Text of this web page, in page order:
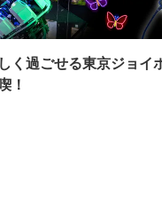
く過ごせる東京ジョイ
！